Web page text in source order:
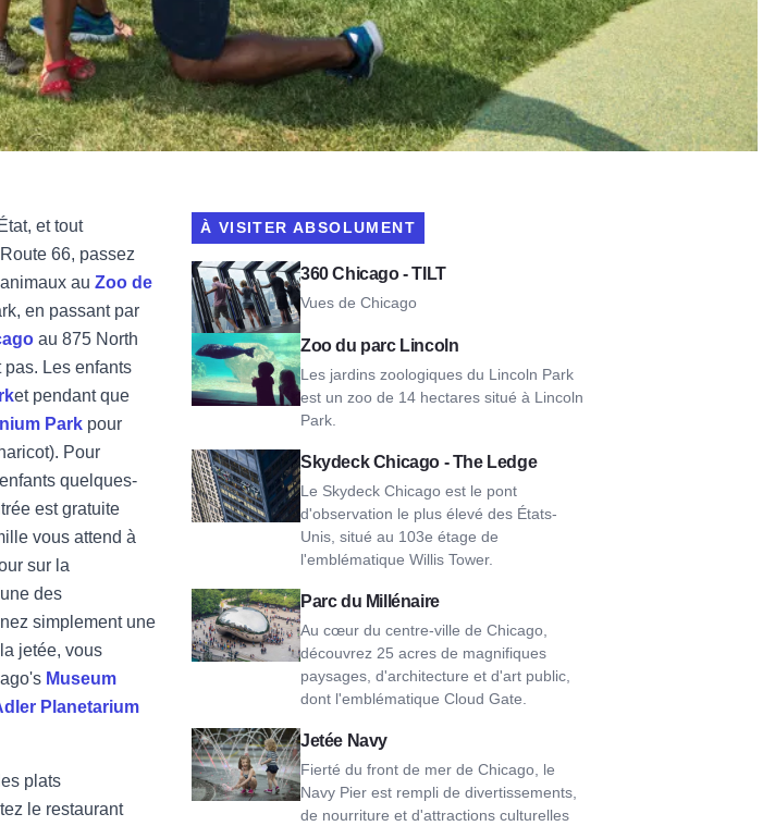
et tout
66, passez
au Zoo de
en passant par
au 875 North
Les enfants
et pendant que
Park pour
Pour
quelques-
est gratuite
vous attend à
sur la
des
simplement une
jetée, vous
Museum
Planetarium
plats
le restaurant
À VISITER ABSOLUMENT
360 Chicago - TILT
Vues de Chicago
Vue 360 Chicago - TILT
Zoo du parc Lincoln
Les jardins zoologiques du Lincoln Park
est un zoo de 14 hectares situé à Lincoln
Park.
Voir Lincoln Park Zoo
Skydeck Chicago - The Ledge
Le Skydeck Chicago est le pont
d'observation le plus élevé des États-
Unis, situé au 103e étage de
l'emblématique Willis Tower.
Voir Skydeck Chicago - The Ledge
Parc du Millénaire
Au cœur du centre-ville de Chicago,
découvrez 25 acres de magnifiques
paysages, d'architecture et d'art public,
dont l'emblématique Cloud Gate.
Voir Millennium Park
Jetée Navy
Fierté du front de mer de Chicago, le
Navy Pier est rempli de divertissements,
de nourriture et d'attractions culturelles
Voir Navy Pier